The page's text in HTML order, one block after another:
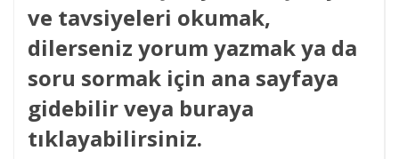
ve tavsiyeleri okumak,
dilerseniz yorum yazmak ya da
soru sormak için ana sayfaya
gidebilir veya buraya
tıklayabilirsiniz.